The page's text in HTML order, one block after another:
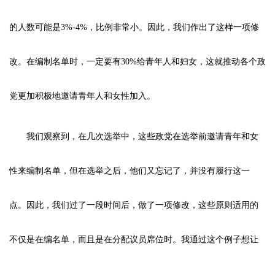
的人数可能是3%-4%，比例非常小。因此，我们作出了这样一项修
改。在编制名单时，一定要有30%给青年人和妇女，这就推动各个政
党更加积极地邀请青年人和女性加入。
我们观察到，在几次选举中，这些政党在选举前邀请青年和女
性来编制名单，但在选举之后，他们又忘记了，并没有履行这一
点。因此，我们过了一段时间后，做了一项修改，这些原则适用的
不仅是在编名单，而且是在分配议员席位时。我通过这个例子想让